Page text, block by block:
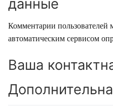
данные
Комментарии пользователей
автоматическим сервисом
Ваша